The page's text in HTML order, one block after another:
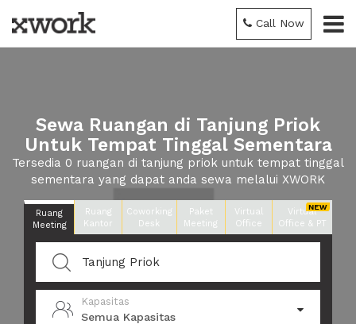
Call Now
Sewa Ruangan di Tanjung Priok
Untuk Tempat Tinggal Sementara
Tersedia 0 ruangan di tanjung priok untuk tempat tinggal
sementara yang dapat anda sewa melalui XWORK
Ruang
Meeting
Ruang
Kantor
Coworking
Desk
Paket
Meeting
Virtual
Office
Virtual
Office & PT
Kapasitas
Semua Kapasitas